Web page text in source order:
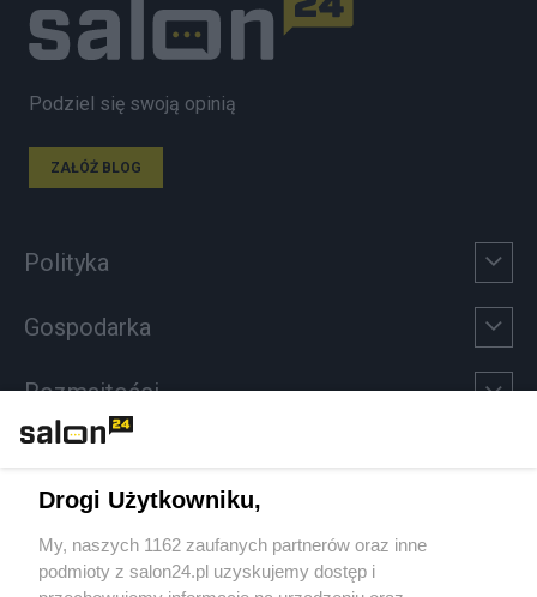
Podziel się swoją opinią
ZAŁÓŻ BLOG
Polityka
Gospodarka
Rozmaitości
Sport
Społeczeństwo
Drogi Użytkowniku,
My, naszych 1162 zaufanych partnerów oraz inne
podmioty z salon24.pl uzyskujemy dostęp i